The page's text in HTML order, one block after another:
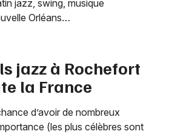
jazz, swing, musique
Orléans…
jazz à Rochefort
la France
d’avoir de nombreux
(les plus célèbres sont